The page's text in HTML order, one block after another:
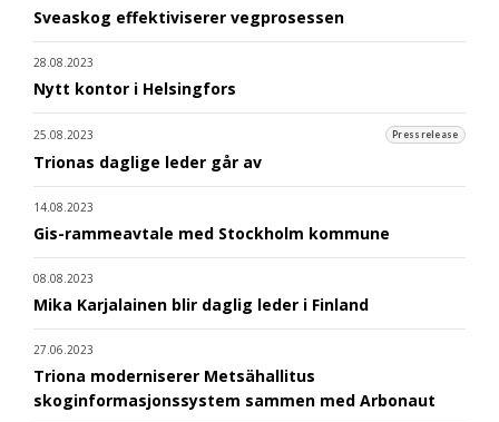
Sveaskog effektiviserer vegprosessen
28.08.2023
Nytt kontor i Helsingfors
25.08.2023 Pressrelease
Trionas daglige leder går av
14.08.2023
Gis-rammeavtale med Stockholm kommune
08.08.2023
Mika Karjalainen blir daglig leder i Finland
27.06.2023
Triona moderniserer Metsähallitus
skoginformasjonssystem sammen med Arbonaut